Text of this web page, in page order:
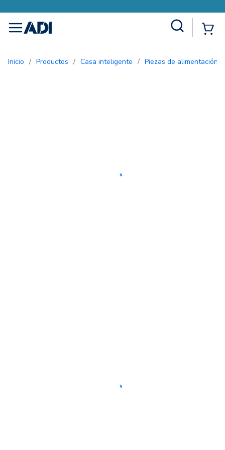
menu
Inicio / Productos / Casa inteligente / Piezas de alimentación